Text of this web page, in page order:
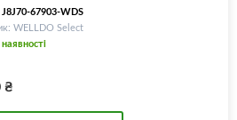
J8J70-67903-WDS
WELLDO Select
₴